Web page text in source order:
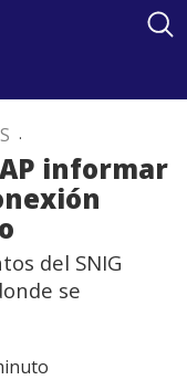
.
informar
del SNIG
se